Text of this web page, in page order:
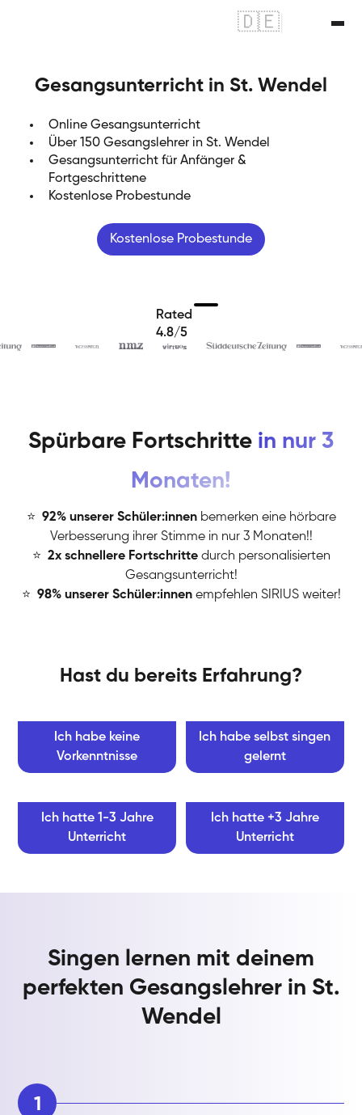
🇩🇪
Gesangsunterricht in St. Wendel
Online Gesangsunterricht
Über 150 Gesangslehrer in St. Wendel
Gesangsunterricht für Anfänger &
Fortgeschrittene
Kostenlose Probestunde
Kostenlose Probestunde
Rated
4.8/5
Spürbare Fortschritte in nur 3
Monaten!
⭐ 92% unserer Schüler:innen bemerken eine hörbare
Verbesserung ihrer Stimme in nur 3 Monaten!!
⭐ 2x schnellere Fortschritte durch personalisierten
Gesangsunterricht!
⭐ 98% unserer Schüler:innen empfehlen SIRIUS weiter!
Hast du bereits Erfahrung?
Ich habe keine
Vorkenntnisse
Ich habe selbst singen
gelernt
Ich hatte 1-3 Jahre
Unterricht
Ich hatte +3 Jahre
Unterricht
Singen lernen mit deinem
perfekten Gesangslehrer in St.
Wendel
1